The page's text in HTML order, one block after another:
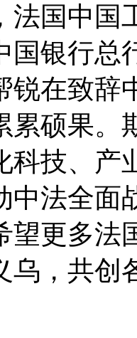
法国中国
国银行总
锐在致辞
累硕果。
科技、产
中法全面
望更多法
乌，共创